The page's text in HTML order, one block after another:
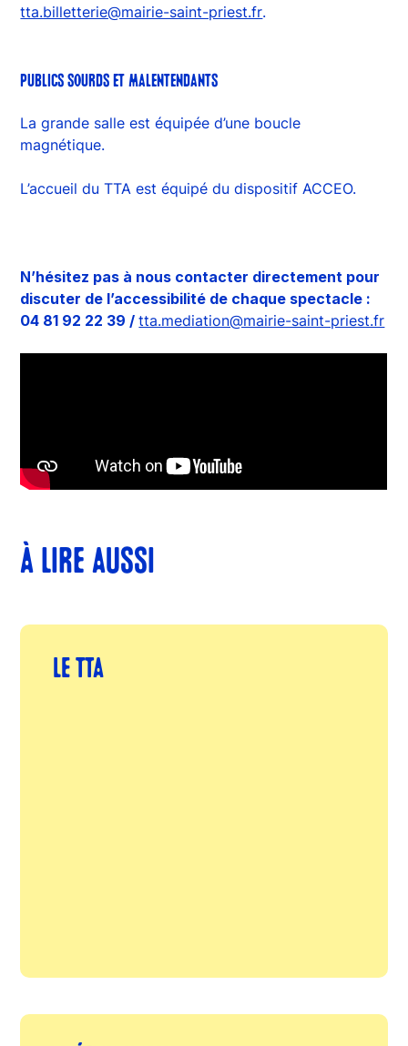
tta.billetterie@mairie-saint-priest.fr.
PUBLICS SOURDS ET MALENTENDANTS
La grande salle est équipée d’une boucle
magnétique.
L’accueil du TTA est équipé du dispositif ACCEO.
N’hésitez pas à nous contacter directement pour
discuter de l’accessibilité de chaque spectacle :
04 81 92 22 39 /tta.mediation@mairie-saint-priest.fr
À LIRE AUSSI
LE TTA